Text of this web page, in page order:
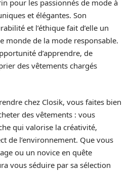
pour les passionnés de mode à
et élégantes. Son
et l’éthique fait d’elle un
monde de la mode responsable.
d’apprendre, de
des vêtements chargés
chez Closik, vous faites bien
des vêtements : vous
qui valorise la créativité,
de l’environnement. Que vous
ou un novice en quête
vous séduire par sa sélection